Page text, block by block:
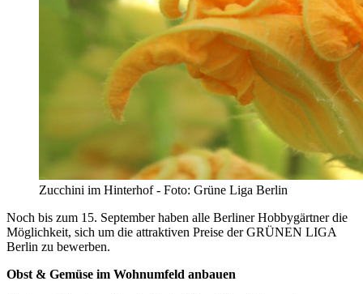
Zucchini im Hinterhof - Foto: Grüne Liga Berlin
Noch bis zum 15. September haben alle Berliner Hobbygärtner die
Möglichkeit, sich um die attraktiven Preise der GRÜNEN LIGA
Berlin zu bewerben.
Obst & Gemüse im Wohnumfeld anbauen